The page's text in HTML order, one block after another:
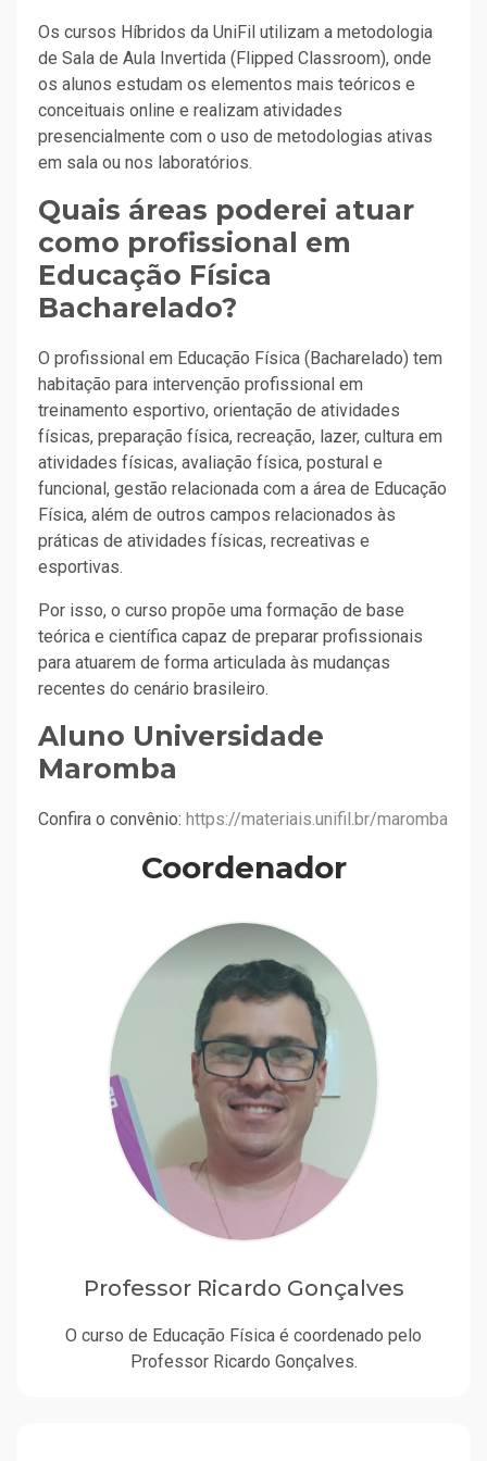
Os cursos Híbridos da UniFil utilizam a metodologia
de Sala de Aula Invertida (Flipped Classroom), onde
os alunos estudam os elementos mais teóricos e
conceituais online e realizam atividades
presencialmente com o uso de metodologias ativas
em sala ou nos laboratórios.
Quais áreas poderei atuar
como profissional em
Educação Física
Bacharelado?
O profissional em Educação Física (Bacharelado) tem
habitação para intervenção profissional em
treinamento esportivo, orientação de atividades
físicas, preparação física, recreação, lazer, cultura em
atividades físicas, avaliação física, postural e
funcional, gestão relacionada com a área de Educação
Física, além de outros campos relacionados às
práticas de atividades físicas, recreativas e
esportivas.
Por isso, o curso propõe uma formação de base
teórica e científica capaz de preparar profissionais
para atuarem de forma articulada às mudanças
recentes do cenário brasileiro.
Aluno Universidade
Maromba
Confira o convênio: https://materiais.unifil.br/maromba
Coordenador
Professor Ricardo Gonçalves
O curso de Educação Física é coordenado pelo
Professor Ricardo Gonçalves.